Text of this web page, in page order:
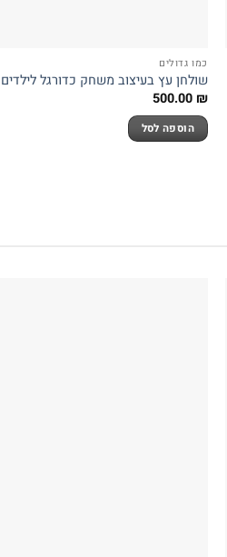
כמו גדולים
שולחן עץ בעיצוב משחק כדורגל לילדים
500.00 ₪
הוספה לסל